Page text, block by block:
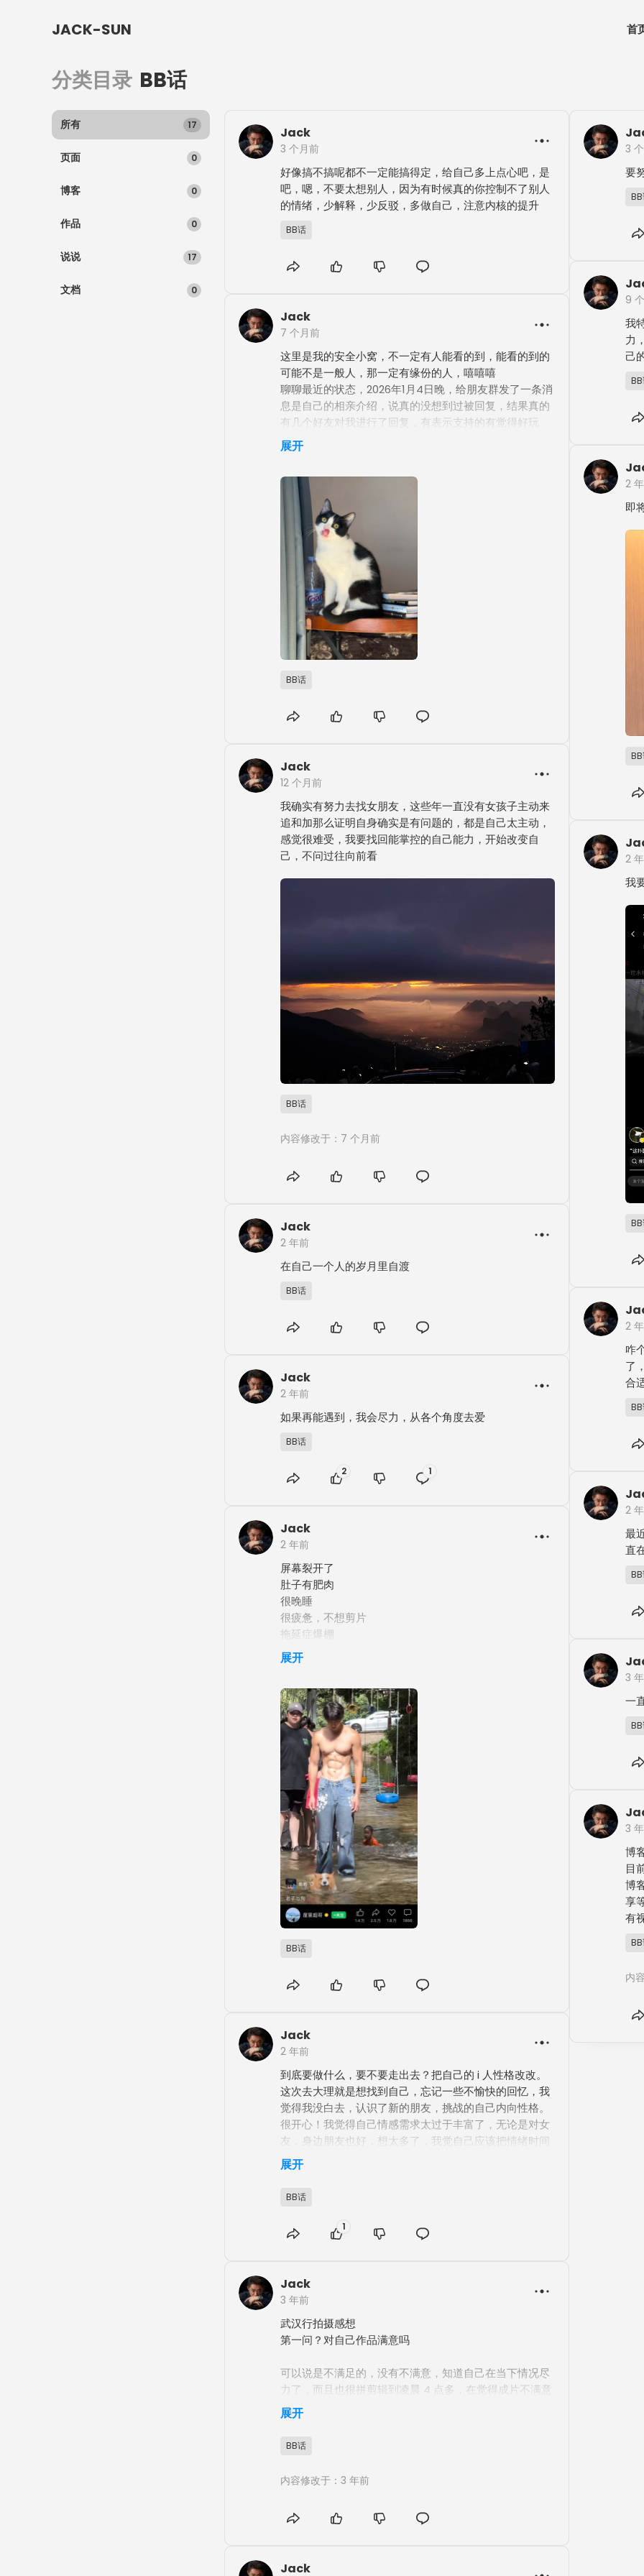
JACK-SUN 首
分类目录 BB话
所有 17
页面 0
博客 0
作品 0
说说 17
文档 0
Jack
3 个月前
好像搞不搞呢都不一定能搞得定，给自己多上点心吧，是
吧，嗯，不要太想别人，因为有时候真的你控制不了别人
的情绪，少解释，少反驳，多做自己，注意内核的提升
BB话
Jack
7 个月前
这里是我的安全小窝，不一定有人能看的到，能看的到的
可能不是一般人，那一定有缘份的人，嘻嘻嘻
聊聊最近的状态，2026年1月4日晚，给朋友群发了一条消
息是自己的相亲介绍，说真的没想到过被回复，结果真的
有几个好友对我进行了回复，有表示支持的有觉得好玩
的，认识了好久朋友晓苑老师在收到消息的第二天就回复
了我，我没想到她会这么高效，介绍的女孩子也是我喜欢
了，妈的，什么事都还没干，面也没见就想着想那的，神
经啊哈哈，也许是能得到好朋友的认可，我挺开心的，能
愿意给我介绍～我其实有点不太自信，对自己的情况自我
是一直不满意的。但也好，我觉得今年的自己也有那么一
点点长进，就是我会去思考为什么了，为什么自己要去胡
思乱想，朋友为什么要介绍，以及我该如何正常的去对待
这件事情，不会在这个感情里把自己弄的很难受，就纯纯
是记录下吧，21号或者22号，会有一个大致的结果，我预
计花费吃饭等 600左右吧，我要安排一个好的见面环境，
和当天的流程。
展开
BB话
Jack
12 个月前
我确实有努力去找女朋友，这些年一直没有女孩子主动来
追和加那么证明自身确实是有问题的，都是自己太主动，
感觉很难受，我要找回能掌控的自己能力，开始改变自
己，不问过往向前看
BB话
内容修改于：7 个月前
Jack
2 年前
在自己一个人的岁月里自渡
BB话
Jack
2 年前
如果再能遇到，我会尽力，从各个角度去爱
BB话
2 1
Jack
2 年前
屏幕裂开了
肚子有肥肉
很晚睡
很疲惫，不想剪片
拖延症爆棚
眼看计划流失
想重新规划自己
爱幻想
展开
BB话
Jack
2 年前
到底要做什么，要不要走出去？把自己的 i 人性格改改。
这次去大理就是想找到自己，忘记一些不愉快的回忆，我
觉得我没白去，认识了新的朋友，挑战的自己内向性格。
很开心！我觉得自己情感需求太过于丰富了，无论是对女
友，身边朋友也好，想太多了，我觉自己应该把情绪时间
投入到自己的作品事业当中来，不应该想这些多余的无意
义的，不该在浪费自己的青春时光，29 岁的生日马上到
了。 也需要一些紧迫感。
吃了烧烤，我觉得自己还是有存在感，除了父母以外周围
也有人在关注我关心我的，就挺开心的。总结就是一定要
己一个新的创作灵感，以及作品呈现。
展开
BB话
1
Jack
3 年前
武汉行拍摄感想
第一问？对自己作品满意吗
可以说是不满足的，没有不满意，知道自己在当下情况尽
力了，而且也很拼剪辑到凌晨 4 点多，在觉得成片不满意
的情况下，推翻重新剪辑，给于自己否定的勇气。
第二问？客户满意吗
我自认为客户并不是很看中视频，照片更直观的感受让客
户觉得满意顺带视频也觉得不错。视频主要负责人并不是
不能是没见过，对我来说只是换了一个模式，把影楼打光
展开
BB话
内容修改于：3 年前
Jack
3
要
9
我
力
己
2
即
2
我
2
咋
了
合
2
最
直
3
一
3
博
目
博
享
有
内